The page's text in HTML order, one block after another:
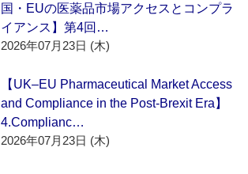
国・EUの医薬品市場アクセスとコンプラ
イアンス】第4回…
2026年07月23日 (木)
【UK–EU Pharmaceutical Market Access
and Compliance in the Post-Brexit Era】
4.Complianc…
2026年07月23日 (木)